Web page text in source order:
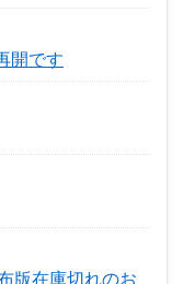
開です
版在庫切れのお